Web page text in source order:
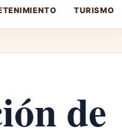
TURISMO
de